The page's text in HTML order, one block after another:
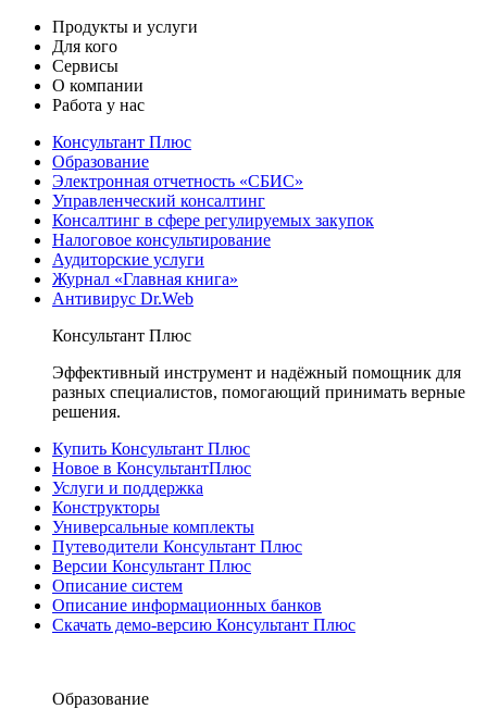
Продукты и услуги
Для кого
Сервисы
О компании
Работа у нас
Консультант Плюс
Образование
Электронная отчетность «СБИС»
Управленческий консалтинг
Консалтинг в сфере регулируемых закупок
Налоговое консультирование
Аудиторские услуги
Журнал «Главная книга»
Антивирус Dr.Web
Консультант Плюс
Эффективный инструмент и надёжный помощник для
разных специалистов, помогающий принимать верные
решения.
Купить Консультант Плюс
Новое в КонсультантПлюс
Услуги и поддержка
Конструкторы
Универсальные комплекты
Путеводители Консультант Плюс
Версии Консультант Плюс
Описание систем
Описание информационных банков
Скачать демо-версию Консультант Плюс
Образование